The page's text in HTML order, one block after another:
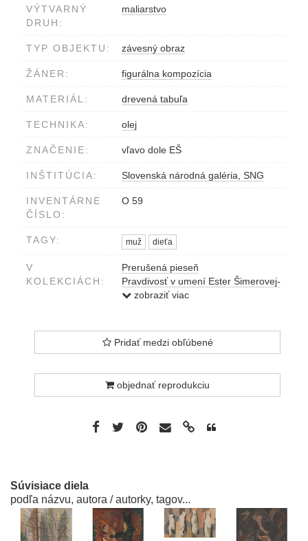
VÝTVARNÝ
DRUH:
maliarstvo
TYP OBJEKTU: závesný obraz
ŽÁNER: figurálna kompozícia
MATERIÁL: drevená tabuľa
TECHNIKA: olej
ZNAČENIE: vľavo dole EŠ
INŠTITÚCIA: Slovenská národná galéria, SNG
INVENTÁRNE
ČÍSLO:
O 59
TAGY: muž dieťa
V
KOLEKCIÁCH:
Prerušená pieseň
Pravdivosť v umení Ester Šimerovej-
Martinčekovej
zobraziť viac
Pridať medzi obľúbené
objednať reprodukciu
Súvisiace diela
podľa názvu, autora / autorky, tagov...